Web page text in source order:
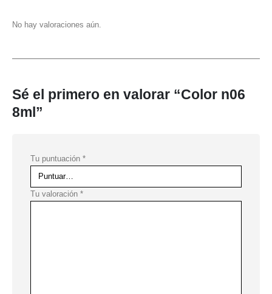
No hay valoraciones aún.
Sé el primero en valorar “Color n06
8ml”
Tu puntuación *
Tu valoración *